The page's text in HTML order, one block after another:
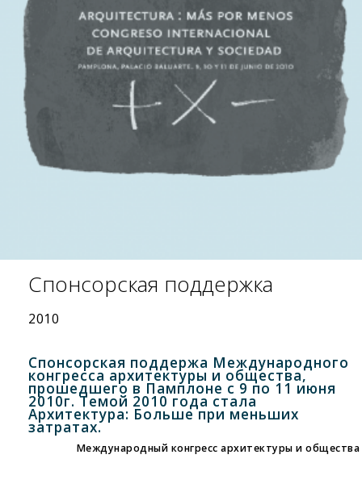
Спонсорская поддержка
2010
Спонсорская поддержа Международного
конгресса архитектуры и общества,
прошедшего в Памплоне с 9 по 11 июня
2010г. Темой 2010 года стала
Архитектура: Больше при меньших
затратах.
Международный конгресс архитектуры и общества